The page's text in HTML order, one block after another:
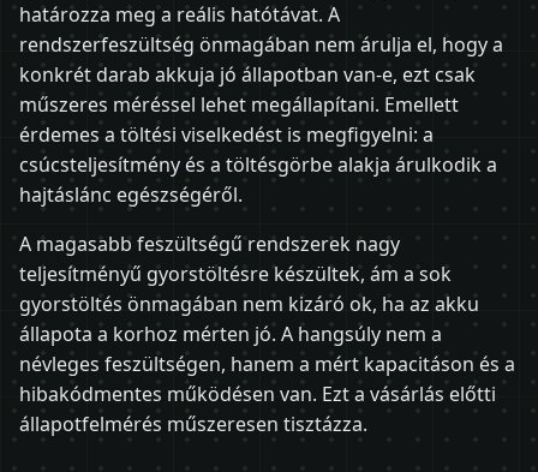
határozza meg a reális hatótávat. A
rendszerfeszültség önmagában nem árulja el, hogy a
konkrét darab akkuja jó állapotban van-e, ezt csak
műszeres méréssel lehet megállapítani. Emellett
érdemes a töltési viselkedést is megfigyelni: a
csúcsteljesítmény és a töltésgörbe alakja árulkodik a
hajtáslánc egészségéről.
A magasabb feszültségű rendszerek nagy
teljesítményű gyorstöltésre készültek, ám a sok
gyorstöltés önmagában nem kizáró ok, ha az akku
állapota a korhoz mérten jó. A hangsúly nem a
névleges feszültségen, hanem a mért kapacitáson és a
hibakódmentes működésen van. Ezt a vásárlás előtti
állapotfelmérés műszeresen tisztázza.